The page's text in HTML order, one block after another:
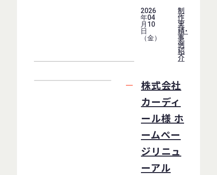
2026
年04
月10
日
（金）
制
作
実
績・
事
例
紹
介
株式会社
カーディ
ール様 ホ
ームぺー
ジリニュ
ーアル